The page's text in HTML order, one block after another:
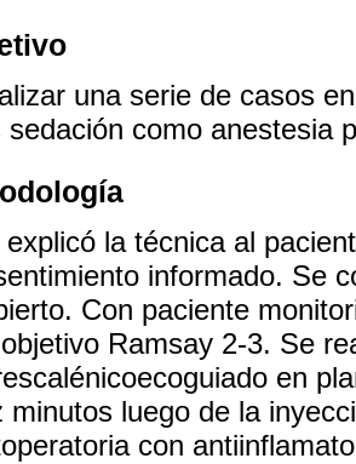
una serie de casos
sedación como anestesia
explicó la técnica al
informado. Se
Con paciente
Ramsay 2-3. Se
en
minutos luego de la
con